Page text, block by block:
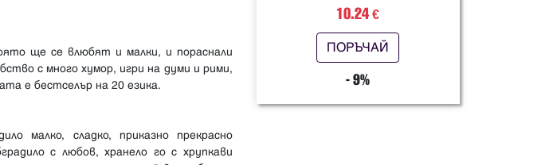
ще се влюбят и малки, и пораснали
с много хумор, игри на думи и рими,
е бестселър на 20 езика.
малко, сладко, приказно прекрасно
с любов, хранело го с хрупкави
10.24 €
ПОРЪЧАЙ
- 9%